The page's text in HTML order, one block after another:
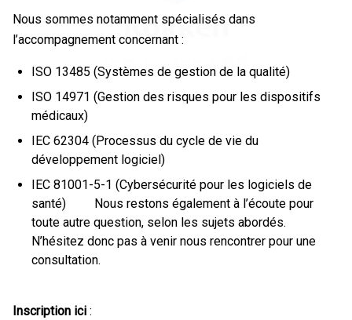
Nous sommes notamment spécialisés dans
l’accompagnement concernant :
ISO 13485 (Systèmes de gestion de la qualité)
ISO 14971 (Gestion des risques pour les dispositifs
médicaux)
IEC 62304 (Processus du cycle de vie du
développement logiciel)
IEC 81001-5-1 (Cybersécurité pour les logiciels de
santé) Nous restons également à l’écoute pour
toute autre question, selon les sujets abordés.
N’hésitez donc pas à venir nous rencontrer pour une
consultation.
Inscription ici :